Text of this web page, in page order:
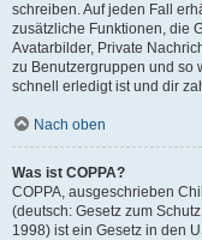
schreiben. Auf jeden Fall
zusätzliche Funktionen, die
Avatarbilder, Private
zu Benutzergruppen und so
schnell erledigt ist und dir
Nach oben
Was ist COPPA?
COPPA, ausgeschrieben
(deutsch: Gesetz zum
1998) ist ein Gesetz in den